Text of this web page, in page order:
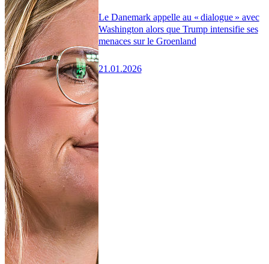
Le Danemark appelle au « dialogue » avec
Washington alors que Trump intensifie ses
menaces sur le Groenland
21.01.2026